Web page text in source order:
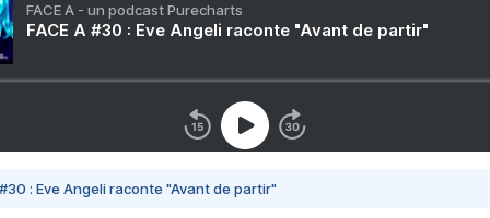
FACE A - un podcast Purecharts
FACE A #30 : Eve Angeli raconte "Avant de partir"
#30 : Eve Angeli raconte "Avant de partir"